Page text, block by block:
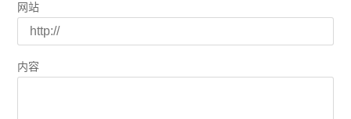
网站
内容